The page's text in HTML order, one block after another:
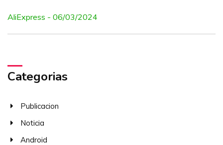
AliExpress - 06/03/2024
Categorias
Publicacion
Noticia
Android